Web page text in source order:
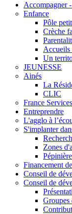
Accompagner
Enfance
Pôle
Crèche
Accueils
Un
JEUNESSE
Ainés
La
CLIC
France Services
Entreprendre
L'agglo à
S'implanter
Zones
Financement
Conseil de
Conseil de
Groupes